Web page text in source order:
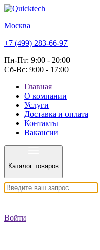
Москва
+7 (499) 283-66-97
Пн-Пт: 9:00 - 20:00
Сб-Вс: 9:00 - 17:00
Главная
О компании
Услуги
Доставка и оплата
Контакты
Вакансии
Каталог товаров
Войти